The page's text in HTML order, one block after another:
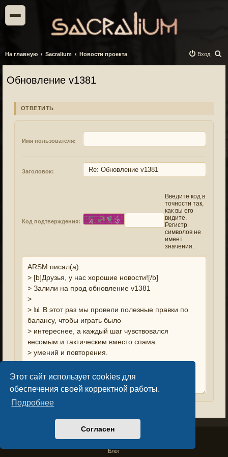
Этот сайт использует cookies для
обеспечения своей корректной работы.
Подробнее
Согласен
На главную Sacralium Новости проекта
о
Вход
Обновление v1381
ОТВЕТИТЬ
Имя пользователя:
Заголовок:
Код подтверждения:
Введите код в
точности так,
как вы его
видите.
Регистр
символов не
имеет
значения.
Privacy PolicyLicense Agreement
Copyright © Sacralium Games 2023-
Блог